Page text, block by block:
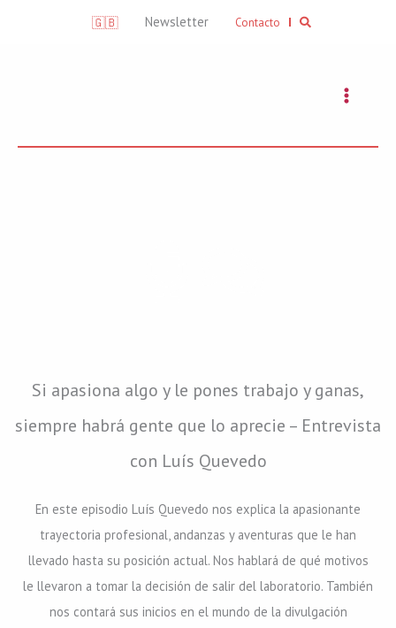
🇬🇧 Newsletter Contacto Search
Si apasiona algo y le pones trabajo y ganas,
siempre habrá gente que lo aprecie – Entrevista
con Luís Quevedo
En este episodio Luís Quevedo nos explica la apasionante
trayectoria profesional, andanzas y aventuras que le han
llevado hasta su posición actual. Nos hablará de qué motivos
le llevaron a tomar la decisión de salir del laboratorio. También
nos contará sus inicios en el mundo de la divulgación